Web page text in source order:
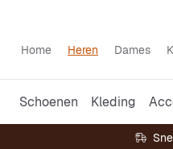
Home Heren Dames
Schoenen Kleding